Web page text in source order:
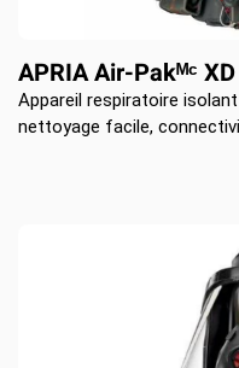
APRIA Air-Pakᴹᶜ
Appareil respiratoire
nettoyage facile,